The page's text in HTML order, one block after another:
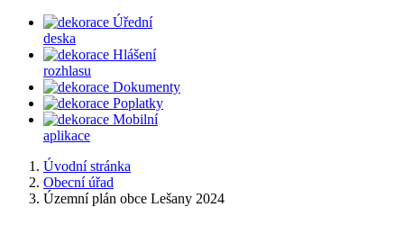
Úřední
deska
Hlášení
rozhlasu
Dokumenty
Poplatky
Mobilní
aplikace
Úvodní stránka
Obecní úřad
Územní plán obce Lešany 2024